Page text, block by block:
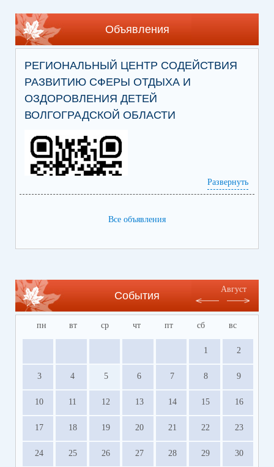
Объявления
РЕГИОНАЛЬНЫЙ ЦЕНТР СОДЕЙСТВИЯ
РАЗВИТИЮ СФЕРЫ ОТДЫХА И
ОЗДОРОВЛЕНИЯ ДЕТЕЙ
ВОЛГОГРАДСКОЙ ОБЛАСТИ
содействия развитию сферы отдыха и
https://centrleto.ru
Развернуть
Все объявления
События
Август
пн вт ср чт пт сб вс
1 2
3 4 5 6 7 8 9
10 11 12 13 14 15 16
17 18 19 20 21 22 23
24 25 26 27 28 29 30